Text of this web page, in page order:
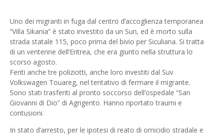
Uno dei migranti in fuga dal centro d’accoglienza temporanea
“Villa Sikania” è stato investito da un Sun, ed è morto sulla
strada statale 115, poco prima del bivio per Siculiana. Si tratta
di un ventenne dell’Eritrea, che era giunto nella struttura lo
scorso agosto.
Feriti anche tre poliziotti, anche loro investiti dal Suv
Volkswagen Touareg, nel tentativo di fermare il migrante.
Sono stati trasferiti al pronto soccorso dell’ospedale “San
Giovanni di Dio” di Agrigento. Hanno riportato traumi e
contusioni.
In stato d’arresto, per le ipotesi di reato di omicidio stradale e